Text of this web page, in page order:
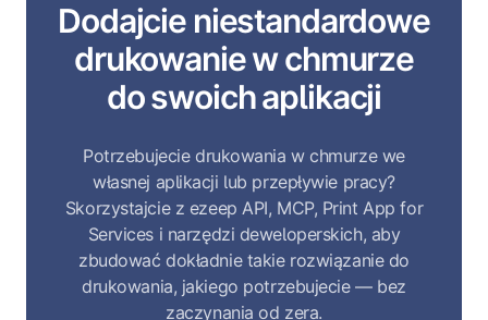
Dodajcie niestandardowe
drukowanie w chmurze
do swoich aplikacji
Potrzebujecie drukowania w chmurze we
własnej aplikacji lub przepływie pracy?
Skorzystajcie z ezeep API, MCP, Print App for
Services i narzędzi deweloperskich, aby
zbudować dokładnie takie rozwiązanie do
drukowania, jakiego potrzebujecie — bez
zaczynania od zera.